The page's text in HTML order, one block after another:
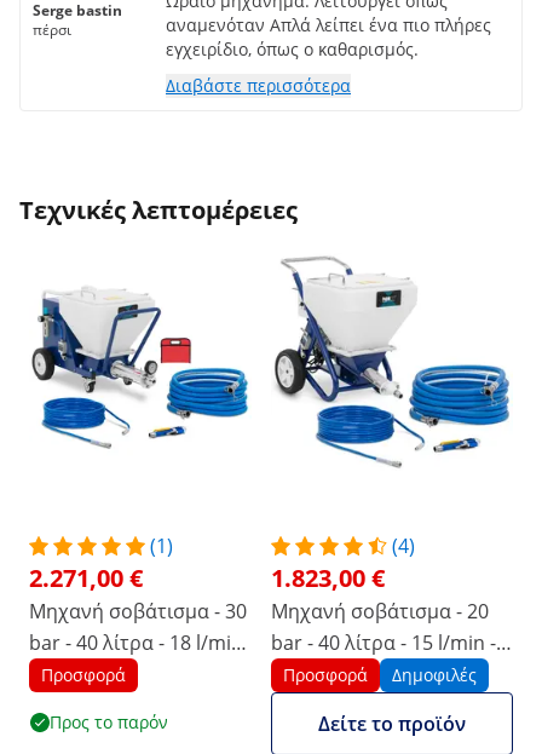
Serge bastin
πέρσι
αναμενόταν Απλά λείπει ένα πιο πλήρες
εγχειρίδιο, όπως ο καθαρισμός.
Διαβάστε περισσότερα
Τεχνικές λεπτομέρειες
(1)
2.271,00 €
Μηχανή σοβάτισμα - 30
bar - 40 λίτρα - 18 l/min
- 2800 W
Προσφορά
Προς το παρόν
(4)
1.823,00 €
Μηχανή σοβάτισμα - 20
bar - 40 λίτρα - 15 l/min -
2200 W
Προσφορά Δημοφιλές
Δείτε το προϊόν